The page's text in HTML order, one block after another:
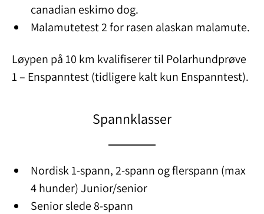
canadian eskimo dog.
Malamutetest 2 for rasen alaskan malamute.
Løypen på 10 km kvalifiserer til Polarhundprøve
1 – Enspanntest (tidligere kalt kun Enspanntest).
Spannklasser
Nordisk 1-spann, 2-spann og flerspann (max
4 hunder) Junior/senior
Senior slede 8-spann